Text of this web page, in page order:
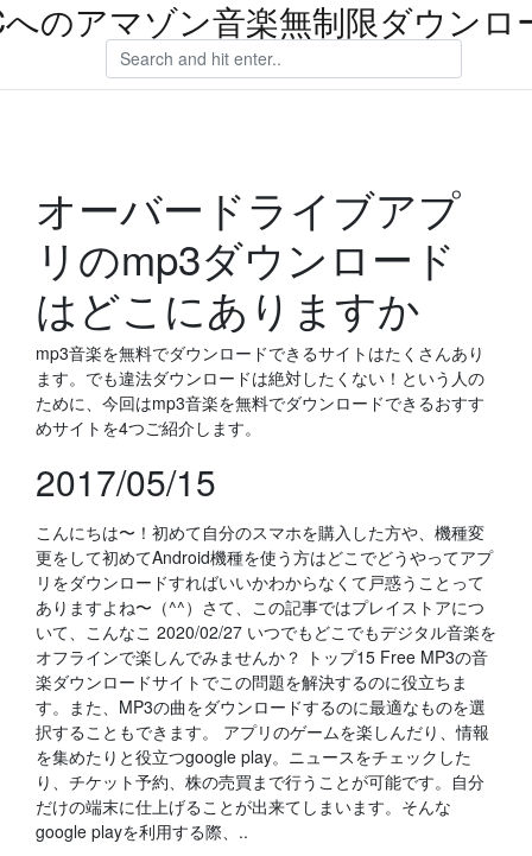
のアマゾン音楽無制限ダウンロ
オーバードライブアプ
リのmp3ダウンロード
はどこにありますか
mp3音楽を無料でダウンロードできるサイトはたくさんあり
ます。でも違法ダウンロードは絶対したくない！という人の
ために、今回はmp3音楽を無料でダウンロードできるおすす
めサイトを4つご紹介します。
2017/05/15
こんにちは〜！初めて自分のスマホを購入した方や、機種変
更をして初めてAndroid機種を使う方はどこでどうやってアプ
リをダウンロードすればいいかわからなくて戸惑うことって
ありますよね〜（^^）さて、この記事ではプレイストアにつ
いて、こんなこ 2020/02/27 いつでもどこでもデジタル音楽を
オフラインで楽しんでみませんか？ トップ15 Free MP3の音
楽ダウンロードサイトでこの問題を解決するのに役立ちま
す。また、MP3の曲をダウンロードするのに最適なものを選
択することもできます。 アプリのゲームを楽しんだり、情報
を集めたりと役立つgoogle play。ニュースをチェックした
り、チケット予約、株の売買まで行うことが可能です。自分
だけの端末に仕上げることが出来てしまいます。そんな
google playを利用する際、..